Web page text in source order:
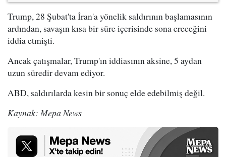
Trump, 28 Şubat'ta İran'a yönelik saldırının başlamasının
ardından, savaşın kısa bir süre içerisinde sona ereceğini
iddia etmişti.
Ancak çatışmalar, Trump'ın iddiasının aksine, 5 aydan
uzun süredir devam ediyor.
ABD, saldırılarda kesin bir sonuç elde edebilmiş değil.
Kaynak: Mepa News